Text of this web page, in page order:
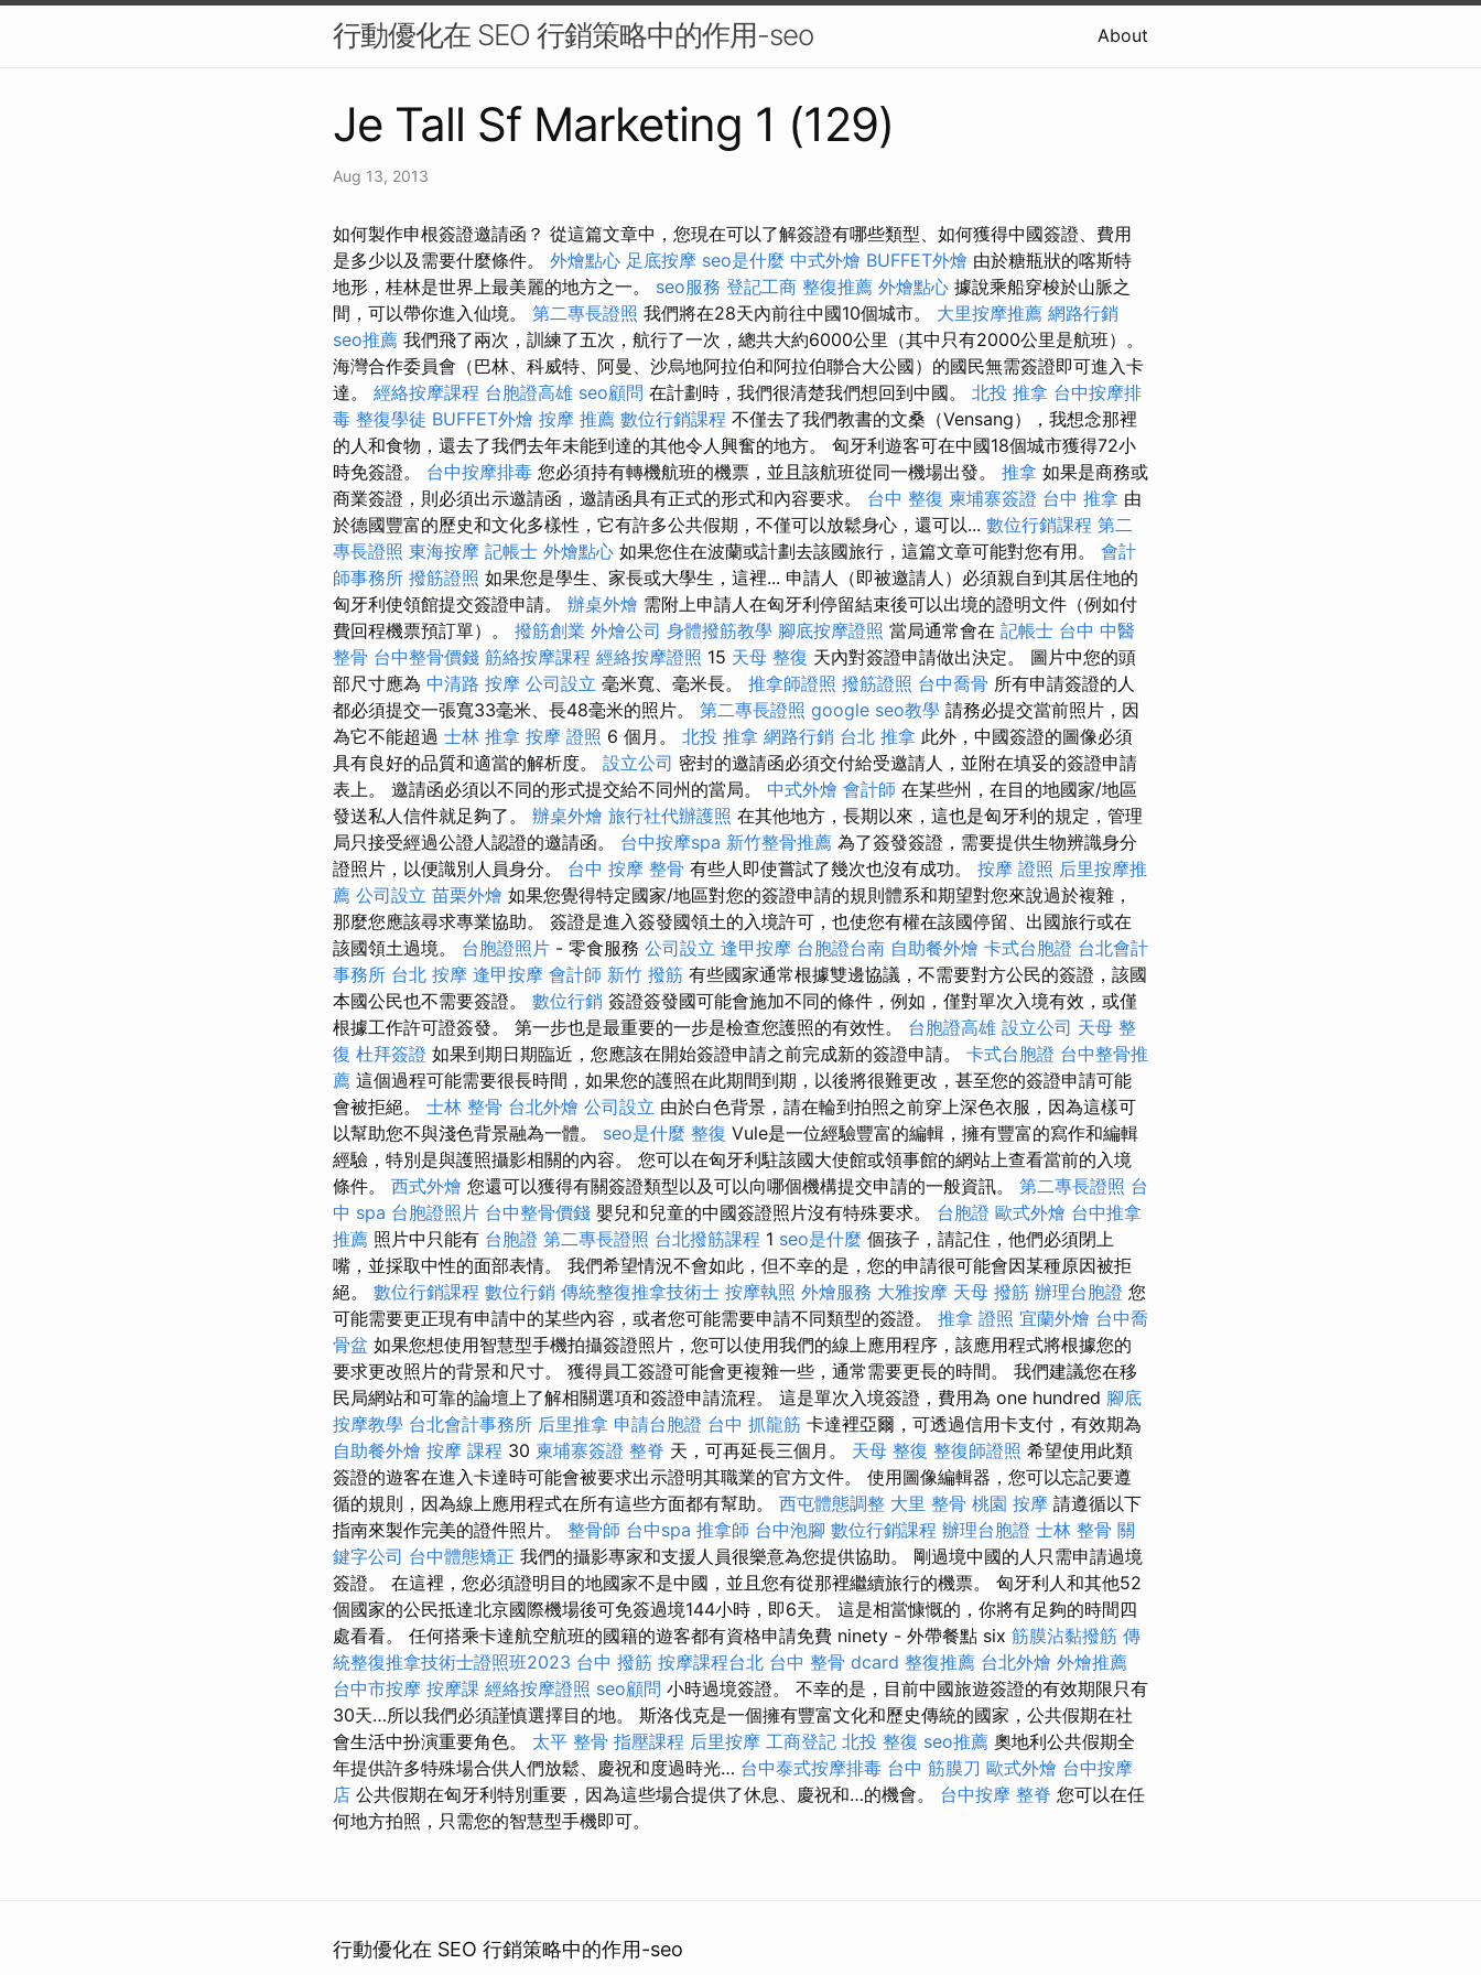
行動優化在 SEO 行銷策略中的作用-seo About
Je Tall Sf Marketing 1 (129)
Aug 13, 2013
如何製作申根簽證邀請函？ 從這篇文章中，您現在可以了解簽證有哪些類型、如何獲得中國簽證、費用
是多少以及需要什麼條件。 外燴點心 足底按摩 seo是什麼 中式外燴 BUFFET外燴 由於糖瓶狀的喀斯特
地形，桂林是世界上最美麗的地方之一。 seo服務 登記工商 整復推薦 外燴點心 據說乘船穿梭於山脈之
間，可以帶你進入仙境。 第二專長證照 我們將在28天內前往中國10個城市。 大里按摩推薦 網路行銷
seo推薦 我們飛了兩次，訓練了五次，航行了一次，總共大約6000公里（其中只有2000公里是航班）。
海灣合作委員會（巴林、科威特、阿曼、沙烏地阿拉伯和阿拉伯聯合大公國）的國民無需簽證即可進入卡
達。 經絡按摩課程 台胞證高雄 seo顧問 在計劃時，我們很清楚我們想回到中國。 北投 推拿 台中按摩排
毒 整復學徒 BUFFET外燴 按摩 推薦 數位行銷課程 不僅去了我們教書的文桑（Vensang），我想念那裡
的人和食物，還去了我們去年未能到達的其他令人興奮的地方。 匈牙利遊客可在中國18個城市獲得72小
時免簽證。 台中按摩排毒 您必須持有轉機航班的機票，並且該航班從同一機場出發。 推拿 如果是商務或
商業簽證，則必須出示邀請函，邀請函具有正式的形式和內容要求。 台中 整復 柬埔寨簽證 台中 推拿 由
於德國豐富的歷史和文化多樣性，它有許多公共假期，不僅可以放鬆身心，還可以... 數位行銷課程 第二
專長證照 東海按摩 記帳士 外燴點心 如果您住在波蘭或計劃去該國旅行，這篇文章可能對您有用。 會計
師事務所 撥筋證照 如果您是學生、家長或大學生，這裡... 申請人（即被邀請人）必須親自到其居住地的
匈牙利使領館提交簽證申請。 辦桌外燴 需附上申請人在匈牙利停留結束後可以出境的證明文件（例如付
費回程機票預訂單）。 撥筋創業 外燴公司 身體撥筋教學 腳底按摩證照 當局通常會在 記帳士 台中 中醫
整骨 台中整骨價錢 筋絡按摩課程 經絡按摩證照 15 天母 整復 天內對簽證申請做出決定。 圖片中您的頭
部尺寸應為 中清路 按摩 公司設立 毫米寬、毫米長。 推拿師證照 撥筋證照 台中喬骨 所有申請簽證的人
都必須提交一張寬33毫米、長48毫米的照片。 第二專長證照 google seo教學 請務必提交當前照片，因
為它不能超過 士林 推拿 按摩 證照 6 個月。 北投 推拿 網路行銷 台北 推拿 此外，中國簽證的圖像必須
具有良好的品質和適當的解析度。 設立公司 密封的邀請函必須交付給受邀請人，並附在填妥的簽證申請
表上。 邀請函必須以不同的形式提交給不同州的當局。 中式外燴 會計師 在某些州，在目的地國家/地區
發送私人信件就足夠了。 辦桌外燴 旅行社代辦護照 在其他地方，長期以來，這也是匈牙利的規定，管理
局只接受經過公證人認證的邀請函。 台中按摩spa 新竹整骨推薦 為了簽發簽證，需要提供生物辨識身分
證照片，以便識別人員身分。 台中 按摩 整骨 有些人即使嘗試了幾次也沒有成功。 按摩 證照 后里按摩推
薦 公司設立 苗栗外燴 如果您覺得特定國家/地區對您的簽證申請的規則體系和期望對您來說過於複雜，
那麼您應該尋求專業協助。 簽證是進入簽發國領土的入境許可，也使您有權在該國停留、出國旅行或在
該國領土過境。 台胞證照片 - 零食服務 公司設立 逢甲按摩 台胞證台南 自助餐外燴 卡式台胞證 台北會計
事務所 台北 按摩 逢甲按摩 會計師 新竹 撥筋 有些國家通常根據雙邊協議，不需要對方公民的簽證，該國
本國公民也不需要簽證。 數位行銷 簽證簽發國可能會施加不同的條件，例如，僅對單次入境有效，或僅
根據工作許可證簽發。 第一步也是最重要的一步是檢查您護照的有效性。 台胞證高雄 設立公司 天母 整
復 杜拜簽證 如果到期日期臨近，您應該在開始簽證申請之前完成新的簽證申請。 卡式台胞證 台中整骨推
薦 這個過程可能需要很長時間，如果您的護照在此期間到期，以後將很難更改，甚至您的簽證申請可能
會被拒絕。 士林 整骨 台北外燴 公司設立 由於白色背景，請在輪到拍照之前穿上深色衣服，因為這樣可
以幫助您不與淺色背景融為一體。 seo是什麼 整復 Vule是一位經驗豐富的編輯，擁有豐富的寫作和編輯
經驗，特別是與護照攝影相關的內容。 您可以在匈牙利駐該國大使館或領事館的網站上查看當前的入境
條件。 西式外燴 您還可以獲得有關簽證類型以及可以向哪個機構提交申請的一般資訊。 第二專長證照 台
中 spa 台胞證照片 台中整骨價錢 嬰兒和兒童的中國簽證照片沒有特殊要求。 台胞證 歐式外燴 台中推拿
推薦 照片中只能有 台胞證 第二專長證照 台北撥筋課程 1 seo是什麼 個孩子，請記住，他們必須閉上
嘴，並採取中性的面部表情。 我們希望情況不會如此，但不幸的是，您的申請很可能會因某種原因被拒
絕。 數位行銷課程 數位行銷 傳統整復推拿技術士 按摩執照 外燴服務 大雅按摩 天母 撥筋 辦理台胞證 您
可能需要更正現有申請中的某些內容，或者您​​可能需要申請不同類型的簽證。 推拿 證照 宜蘭外燴 台中喬
骨盆 如果您想使用智慧型手機拍攝簽證照片，您可以使用我們的線上應用程序，該應用程式將根據您的
要求更改照片的背景和尺寸。 獲得員工簽證可能會更複雜一些，通常需要更長的時間。 我們建議您在移
民局網站和可靠的論壇上了解相關選項和簽證申請流程。 這是單次入境簽證，費用為 one hundred 腳底
按摩教學 台北會計事務所 后里推拿 申請台胞證 台中 抓龍筋 卡達裡亞爾，可透過信用卡支付，有效期為
自助餐外燴 按摩 課程 30 柬埔寨簽證 整脊 天，可再延長三個月。 天母 整復 整復師證照 希望使用此類
簽證的遊客在進入卡達時可能會被要求出示證明其職業的官方文件。 使用圖像編輯器，您可以忘記要遵
循的規則，因為線上應用程式在所有這些方面都有幫助。 西屯體態調整 大里 整骨 桃園 按摩 請遵循以下
指南來製作完美的證件照片。 整骨師 台中spa 推拿師 台中泡腳 數位行銷課程 辦理台胞證 士林 整骨 關
鍵字公司 台中體態矯正 我們的攝影專家和支援人員很樂意為您提供協助。 剛過境中國的人只需申請過境
簽證。 在這裡，您必須證明目的地國家不是中國，並且您有從那裡繼續旅行的機票。 匈牙利人和其他52
個國家的公民抵達北京國際機場後可免簽過境144小時，即6天。 這是相當慷慨的，你將有足夠的時間四
處看看。 任何搭乘卡達航空航班的國籍的遊客都有資格申請免費 ninety - 外帶餐點 six 筋膜沾黏撥筋 傳
統整復推拿技術士證照班2023 台中 撥筋 按摩課程台北 台中 整骨 dcard 整復推薦 台北外燴 外燴推薦
台中市按摩 按摩課 經絡按摩證照 seo顧問 小時過境簽證。 不幸的是，目前中國旅遊簽證的有效期限只有
30天…所以我們必須謹慎選擇目的地。 斯洛伐克是一個擁有豐富文化和歷史傳統的國家，公共假期在社
會生活中扮演重要角色。 太平 整骨 指壓課程 后里按摩 工商登記 北投 整復 seo推薦 奧地利公共假期全
年提供許多特殊場合供人們放鬆、慶祝和度過時光… 台中泰式按摩排毒 台中 筋膜刀 歐式外燴 台中按摩
店 公共假期在匈牙利特別重要，因為這些場合提供了休息、慶祝和…的機會。 台中按摩 整脊 您可以在任
何地方拍照，只需您的智慧型手機即可。
行動優化在 SEO 行銷策略中的作用-seo